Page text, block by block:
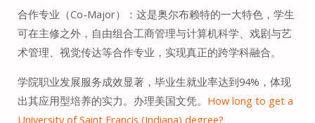
合作专业（Co-Major）：这是奥尔布赖特的一大特色，学生
可在主修之外，自由组合工商管理与计算机科学、戏剧与艺
术管理、视觉传达等合作专业，实现真正的跨学科融合。
学院职业发展服务成效显著，毕业生就业率达到94%，体现
出其应用型培养的实力。办理美国文凭。 How long to get a
University of Saint Francis (Indiana) degree?